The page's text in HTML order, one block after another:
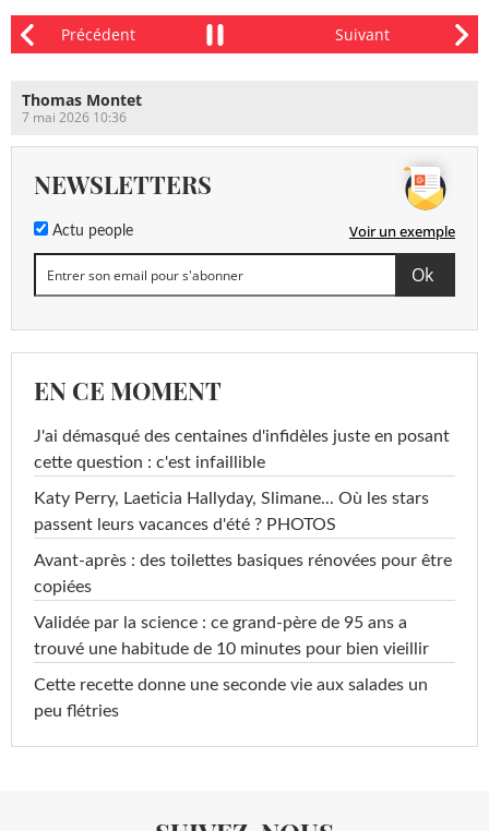
Thomas Montet
7 mai 2026 10:36
NEWSLETTERS
Actu people Voir un exemple
EN CE MOMENT
J'ai démasqué des centaines d'infidèles juste en posant
cette question : c'est infaillible
Katy Perry, Laeticia Hallyday, Slimane... Où les stars
passent leurs vacances d'été ? PHOTOS
Avant-après : des toilettes basiques rénovées pour être
copiées
Validée par la science : ce grand-père de 95 ans a
trouvé une habitude de 10 minutes pour bien vieillir
Cette recette donne une seconde vie aux salades un
peu flétries